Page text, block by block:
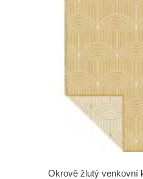
Okrově žlutý venkovní